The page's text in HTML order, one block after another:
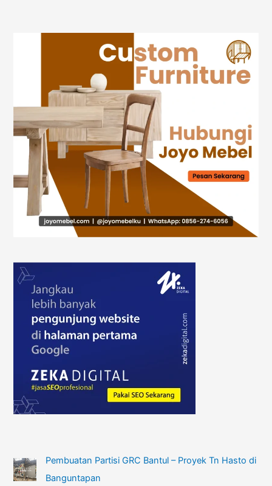
Pembuatan Partisi GRC Bantul – Proyek Tn Hasto di
Banguntapan